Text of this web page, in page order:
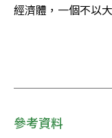
經濟體，一個不以
參考資料